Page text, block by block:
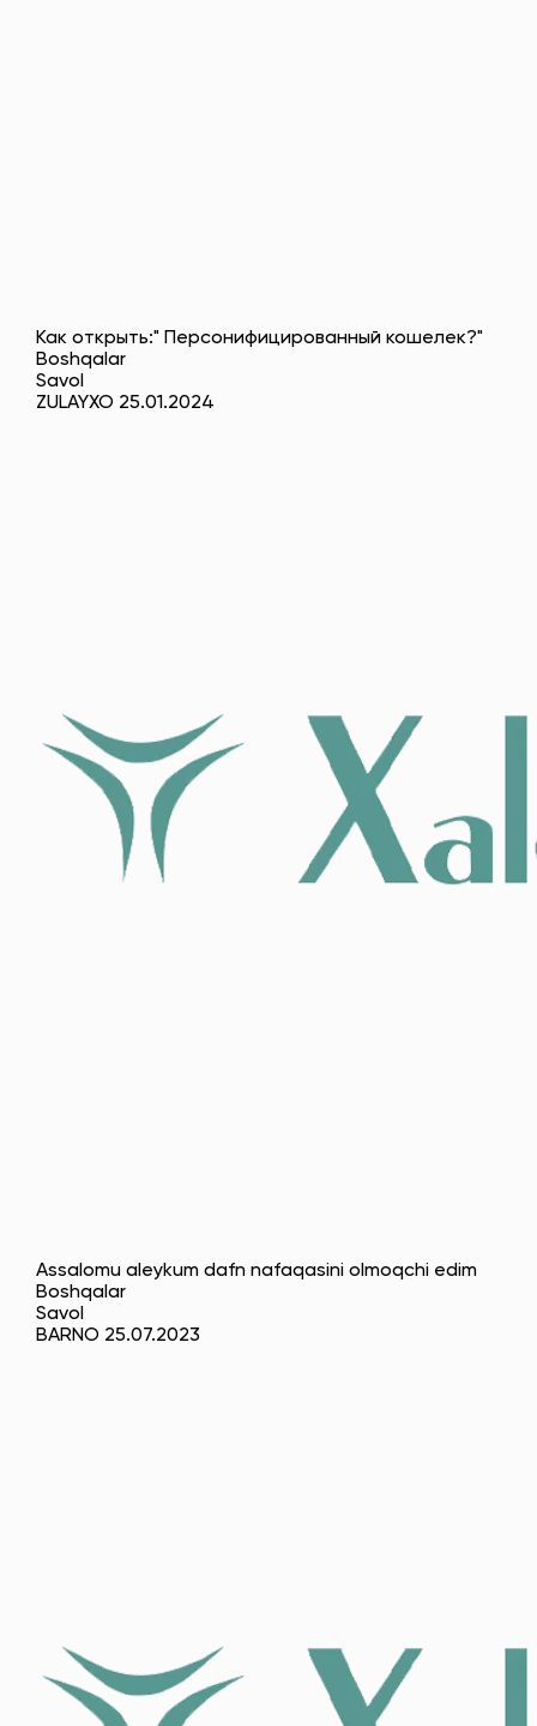
Как открыть:" Персонифицированный кошелек?"
Boshqalar
Savol
ZULAYXO 25.01.2024
Assalomu aleykum dafn nafaqasini olmoqchi edim
Boshqalar
Savol
BARNO 25.07.2023